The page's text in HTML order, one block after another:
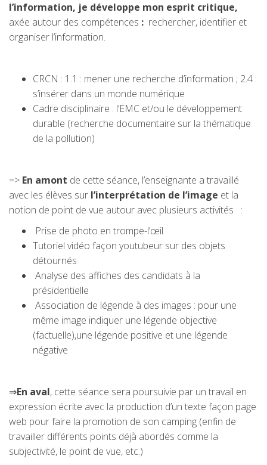
l’information, je développe mon esprit critique,
axée autour des compétences : rechercher, identifier et
organiser l’information.
CRCN : 1.1 : mener une recherche d’information ; 2.4 :
s’insérer dans un monde numérique
Cadre disciplinaire : l’EMC et/ou le développement
durable (recherche documentaire sur la thématique
de la pollution)
=> En amont de cette séance, l’enseignante a travaillé
avec les élèves sur l’interprétation de l’image et la
notion de point de vue autour avec plusieurs activités :
Prise de photo en trompe-l’œil
Tutoriel vidéo façon youtubeur sur des objets
détournés
Analyse des affiches des candidats à la
présidentielle
Association de légende à des images : pour une
même image indiquer une légende objective
(factuelle),une légende positive et une légende
négative
⇒En aval, cette séance sera poursuivie par un travail en
expression écrite avec la production d’un texte façon page
web pour faire la promotion de son camping (enfin de
travailler différents points déjà abordés comme la
subjectivité, le point de vue, etc.)